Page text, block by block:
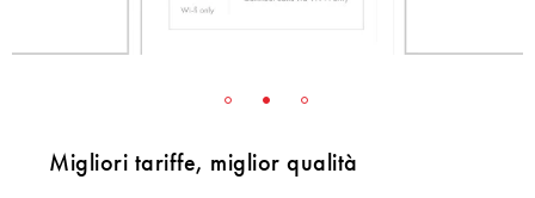
Migliori tariffe, miglior qualità